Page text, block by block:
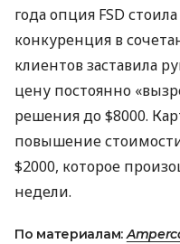
года опция FSD
конкуренция в
клиентов заставила
цену постоянно
решения до $8000.
повышение
$2000, которое
недели.
По материалам: